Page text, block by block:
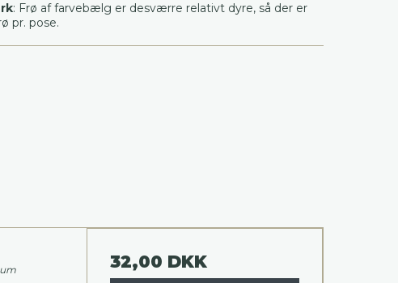
: Frø af farvebælg er desværre relativt dyre, så der er
pr. pose.
32,00 DKK